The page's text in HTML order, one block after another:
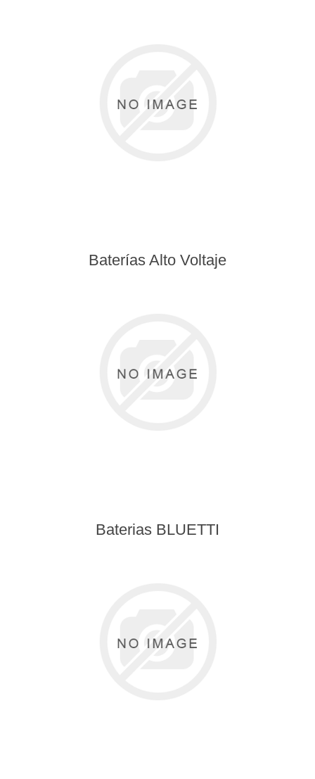
Baterías Alto Voltaje
Baterias BLUETTI